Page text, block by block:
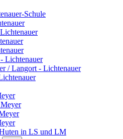
Schule
Lichtenauer
/ Langort - Lichtenauer
in LS und LM